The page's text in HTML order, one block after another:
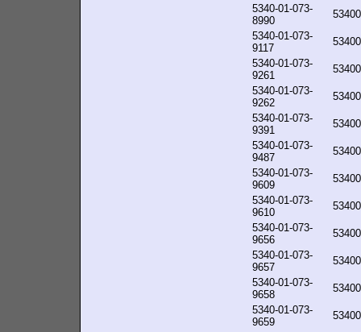
5340-01-073-
8990
5340-01-073-
9117
5340-01-073-
9261
5340-01-073-
9262
5340-01-073-
9391
5340-01-073-
9487
5340-01-073-
9609
5340-01-073-
9610
5340-01-073-
9656
5340-01-073-
9657
5340-01-073-
9658
5340-01-073-
9659